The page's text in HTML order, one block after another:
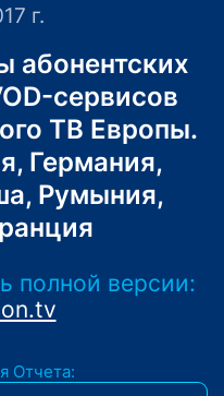
г.
абонентских
сервисов
ТВ Европы.
Германия,
Румыния,
полной версии:
Отчета: